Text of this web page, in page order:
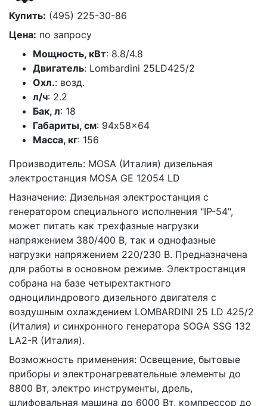
Купить: (495) 225-30-86
Цена: по запросу
Мощность, кВт: 8.8/4.8
Двигатель: Lombardini 25LD425/2
Охл.: возд.
л/ч: 2.2
Бак, л: 18
Габариты, см: 94x58x64
Масса, кг: 156
Производитель: MOSA (Италия) дизельная
электростанция MOSA GE 12054 LD
Назначение: Дизельная электростанция с
генератором специального исполнения "IP-54",
может питать как трехфазные нагрузки
напряжением 380/400 В, так и однофазные
нагрузки напряжением 220/230 В. Предназначена
для работы в основном режиме. Электростанция
собрана на базе четырехтактного
одноцилиндрового дизельного двигателя с
воздушным охлаждением LOMBARDINI 25 LD 425/2
(Италия) и синхронного генератора SOGA SSG 132
LA2-R (Италия).
Возможность применения: Освещение, бытовые
приборы и электронагревательные элементы до
8800 Вт, электро инструменты, дрель,
шлифовальная машина до 6000 Вт, компрессор до